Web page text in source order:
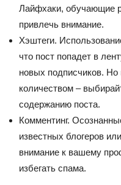
Лайфхаки, обучающие
привлечь внимание.
Хэштеги.
что пост попадет в
новых подписчиков.
количеством –
содержанию поста.
Комментинг.
известных блогеров
внимание к вашему
избегать спама.